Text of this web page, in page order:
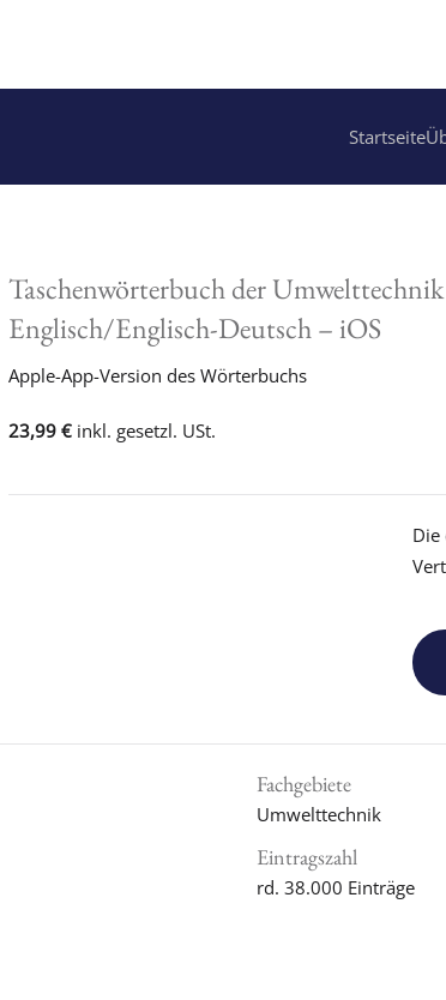
Startseite
Taschenwörterbuch der
Englisch/Englisch-Deutsch – iOS
Apple-App-Version des Wörterbuchs
23,99 € inkl. gesetzl. USt.
Die
Fachgebiete
Umwelttechnik
Eintragszahl
rd. 38.000 Einträge